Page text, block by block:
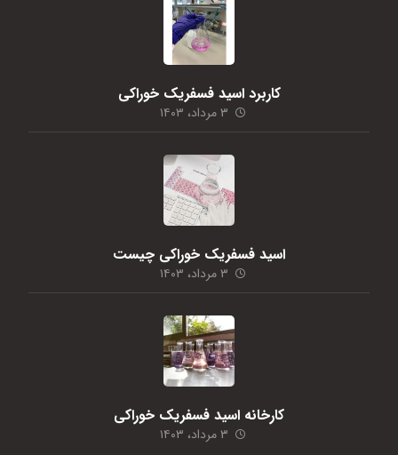
کاربرد اسید فسفریک خوراکی
۳ مرداد، ۱۴۰۳
اسید فسفریک خوراکی چیست
۳ مرداد، ۱۴۰۳
کارخانه اسید فسفریک خوراکی
۳ مرداد، ۱۴۰۳